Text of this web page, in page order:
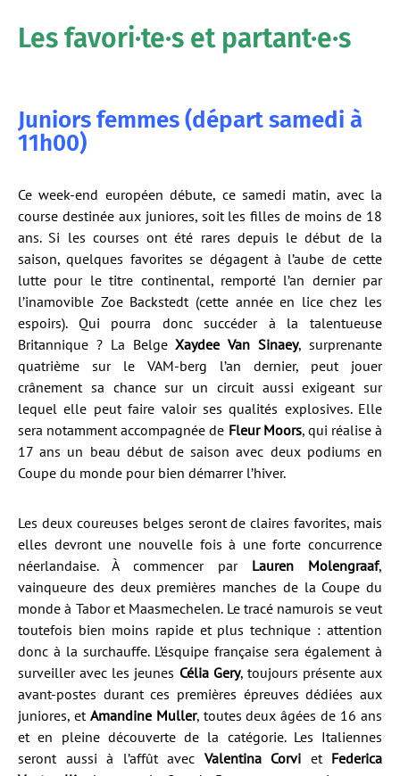
Les favori·te·s et partant·e·s
Juniors femmes (départ samedi à
11h00)
Ce week-end européen débute, ce samedi matin, avec la
course destinée aux juniores, soit les filles de moins de 18
ans. Si les courses ont été rares depuis le début de la
saison, quelques favorites se dégagent à l’aube de cette
lutte pour le titre continental, remporté l’an dernier par
l’inamovible Zoe Backstedt (cette année en lice chez les
espoirs). Qui pourra donc succéder à la talentueuse
Britannique ? La BelgeXaydee Van Sinaey, surprenante
quatrième sur le VAM-berg l’an dernier, peut jouer
crânement sa chance sur un circuit aussi exigeant sur
lequel elle peut faire valoir ses qualités explosives. Elle
sera notamment accompagnée de Fleur Moors, qui réalise à
17 ans un beau début de saison avec deux podiums en
Coupe du monde pour bien démarrer l’hiver.
Les deux coureuses belges seront de claires favorites, mais
elles devront une nouvelle fois à une forte concurrence
néerlandaise. À commencer par Lauren Molengraaf,
vainqueure des deux premières manches de la Coupe du
monde à Tabor et Maasmechelen. Le tracé namurois se veut
toutefois bien moins rapide et plus technique : attention
donc à la surchauffe. L’ésquipe française sera également à
surveiller avec les jeunes Célia Gery, toujours présente aux
avant-postes durant ces premières épreuves dédiées aux
juniores, et Amandine Muller, toutes deux âgées de 16 ans
et en pleine découverte de la catégorie. Les Italiennes
seront aussi à l’affût avec Valentina Corvi et Federica